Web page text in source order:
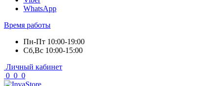
WhatsApp
Время работы
Пн-Пт 10:00-19:00
Сб,Вс 10:00-15:00
Личный кабинет
0 0 0